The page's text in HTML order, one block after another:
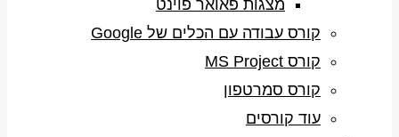
מצגות פאואר פוינט
קורס עבודה עם הכלים של Google
קורס MS Project
קורס סמרטפון
עוד קורסים